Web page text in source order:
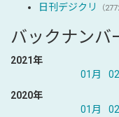
日刊デジクリ （
バックナンバ
2021年
01月
2020年
01月